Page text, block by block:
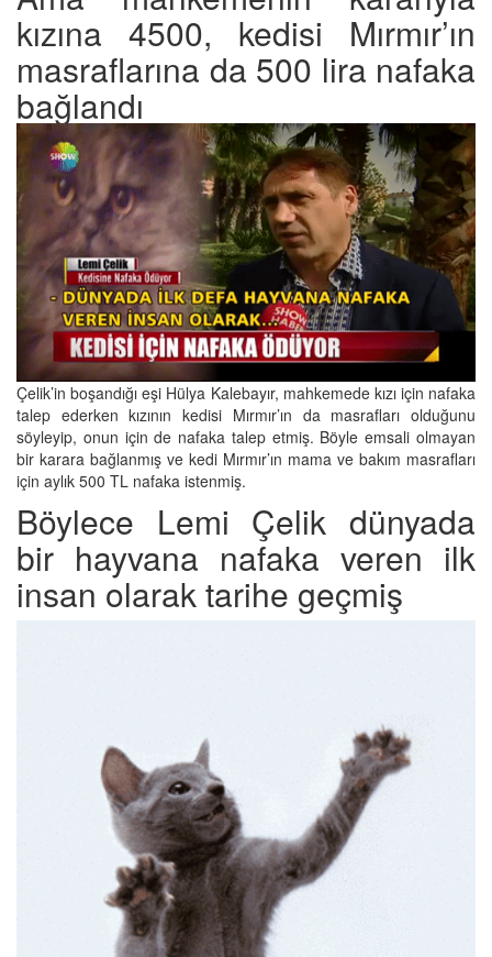
kızına 4500, kedisi Mırmır’ın
masraflarına da 500 lira nafaka
bağlandı
Çelik’in boşandığı eşi Hülya Kalebayır, mahkemede kızı için nafaka
talep ederken kızının kedisi Mırmır’ın da masrafları olduğunu
söyleyip, onun için de nafaka talep etmiş. Böyle emsali olmayan
bir karara bağlanmış ve kedi Mırmır’ın mama ve bakım masrafları
için aylık 500 TL nafaka istenmiş.
Böylece Lemi Çelik dünyada
bir hayvana nafaka veren ilk
insan olarak tarihe geçmiş